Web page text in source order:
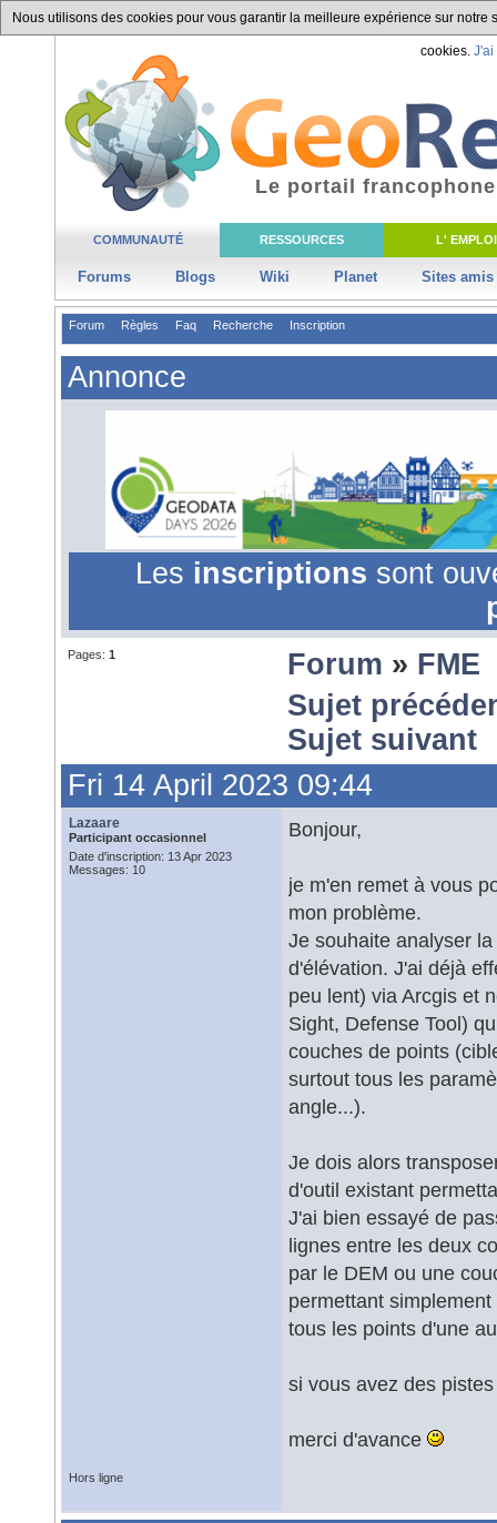
Nous utilisons des cookies pour vous garantir la meilleure expérience sur
cookies. J'ai
COMMUNAUTÉ RESSOURCES L' EMPLOI
Forums Blogs Wiki Planet Sites amis
Le portail
Forum Règles Faq Recherche Inscription
Annonce
Les inscriptions sont
Pages: 1 Forum » FME
Sujet
Sujet suivant
Fri 14 April 2023 09:44
Lazaare
Participant occasionnel
Date d'inscription: 13 Apr 2023
Messages: 10
Bonjour,
je m'en remet à vous
mon problème.
Je souhaite analyser
d'élévation. J'ai déjà
peu lent) via Arcgis et
Sight, Defense Tool)
couches de points
surtout tous les
angle...).
Je dois alors
d'outil existant
J'ai bien essayé de
lignes entre les deux
par le DEM ou une
permettant
tous les points d'une
si vous avez des
merci d'avance
Hors ligne